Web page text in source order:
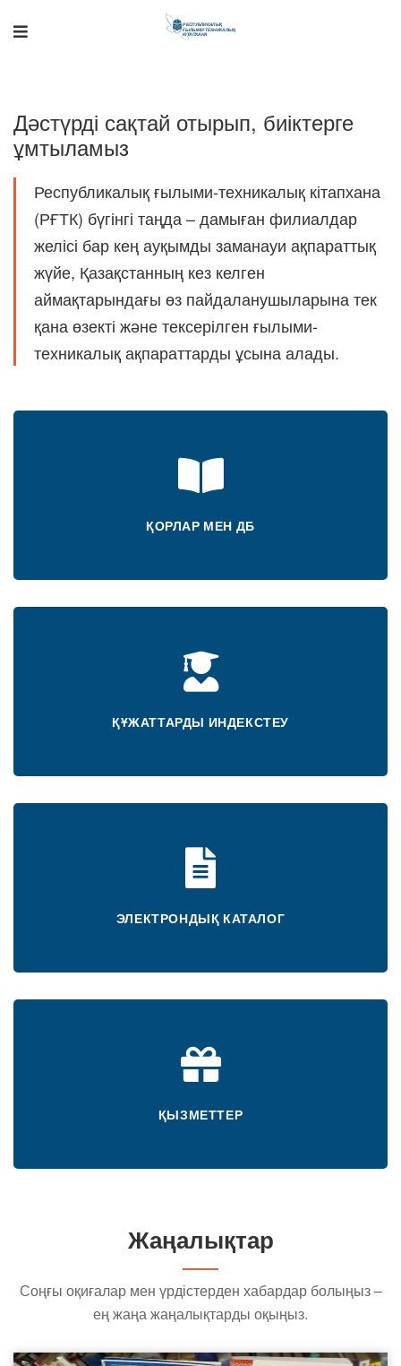
Дәстүрді сақтай отырып, биіктерге
ұмтыламыз
Республикалық ғылыми-техникалық кітапхана
(РҒТК) бүгінгі таңда – дамыған филиалдар
желісі бар кең ауқымды заманауи ақпараттық
жүйе, Қазақстанның кез келген
аймақтарындағы өз пайдаланушыларына тек
қана өзекті және тексерілген ғылыми-
техникалық ақпараттарды ұсына алады.
ҚОРЛАР МЕН ДБ
ҚҰЖАТТАРДЫ ИНДЕКСТЕУ
ЭЛЕКТРОНДЫҚ КАТАЛОГ
ҚЫЗМЕТТЕР
Жаңалықтар
Соңғы оқиғалар мен үрдістерден хабардар болыңыз –
ең жаңа жаңалықтарды оқыңыз.
Поддержка РНТБ
RU